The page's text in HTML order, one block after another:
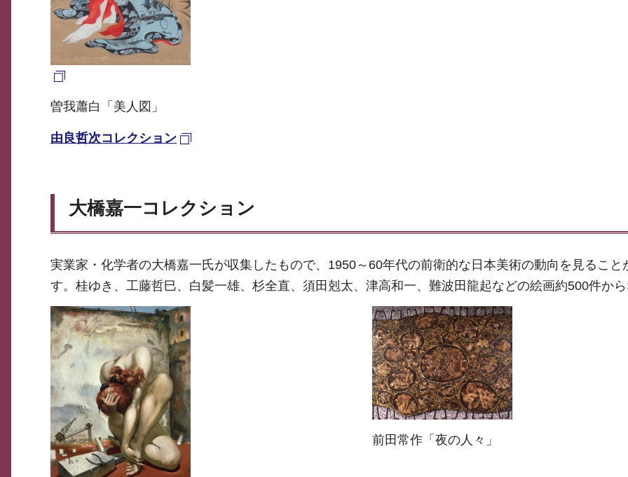
曽我蕭白「美人図」
由良哲次コレクション
大橋嘉一コレクション
実業家・化学者の大橋嘉一氏が収集したもので、1950～60年代の前衛的な日本美術の動向を見ること
す。桂ゆき、工藤哲巳、白髪一雄、杉全直、須田剋太、津高和一、難波田龍起などの絵画約500件から
前田常作「夜の人々」